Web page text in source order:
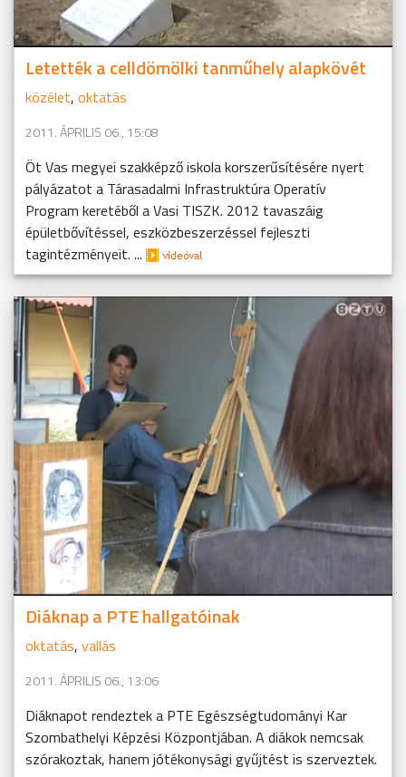
Letették a celldömölki tanműhely alapkövét
közélet, oktatás
2011. ÁPRILIS 06., 15:08
Öt Vas megyei szakképző iskola korszerűsítésére nyert
pályázatot a Tárasadalmi Infrastruktúra Operatív
Program keretéből a Vasi TISZK. 2012 tavaszáig
épületbővítéssel, eszközbeszerzéssel fejleszti
tagintézményeit. ...
Diáknap a PTE hallgatóinak
oktatás, vallás
2011. ÁPRILIS 06., 13:06
Diáknapot rendeztek a PTE Egészségtudományi Kar
Szombathelyi Képzési Központjában. A diákok nemcsak
szórakoztak, hanem jótékonysági gyűjtést is szerveztek.